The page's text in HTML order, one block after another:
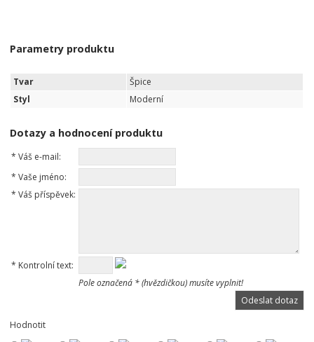
Parametry produktu
Tvar
Špice
Styl
Moderní
Dotazy a hodnocení produktu
* Váš e-mail:
* Vaše jméno:
* Váš příspěvek:
* Kontrolní text:
Pole označená * (hvězdičkou) musíte vyplnit!
Hodnotit